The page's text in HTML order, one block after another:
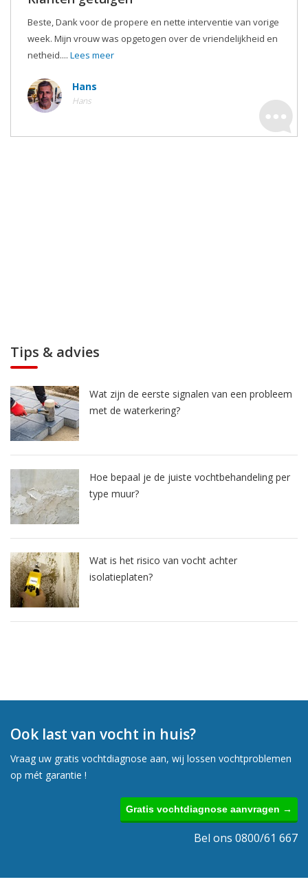
Beste, Dank voor de propere en nette interventie van vorige
week. Mijn vrouw was opgetogen over de vriendelijkheid en
netheid.... Lees meer
Hans
Hans
Tips & advies
Wat zijn de eerste signalen van een probleem
met de waterkering?
Hoe bepaal je de juiste vochtbehandeling per
type muur?
Wat is het risico van vocht achter
isolatieplaten?
Ook last van vocht in huis?
Vraag uw gratis vochtdiagnose aan, wij lossen vochtproblemen
op mét garantie !
Gratis vochtdiagnose aanvragen →
Bel ons 0800/61 667